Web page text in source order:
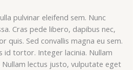
pulvinar eleifend sem. Nunc
Cras pede libero, dapibus nec,
quis. Sed convallis magna eu sem.
id tortor. Integer lacinia. Nullam
lectus justo, vulputate eget